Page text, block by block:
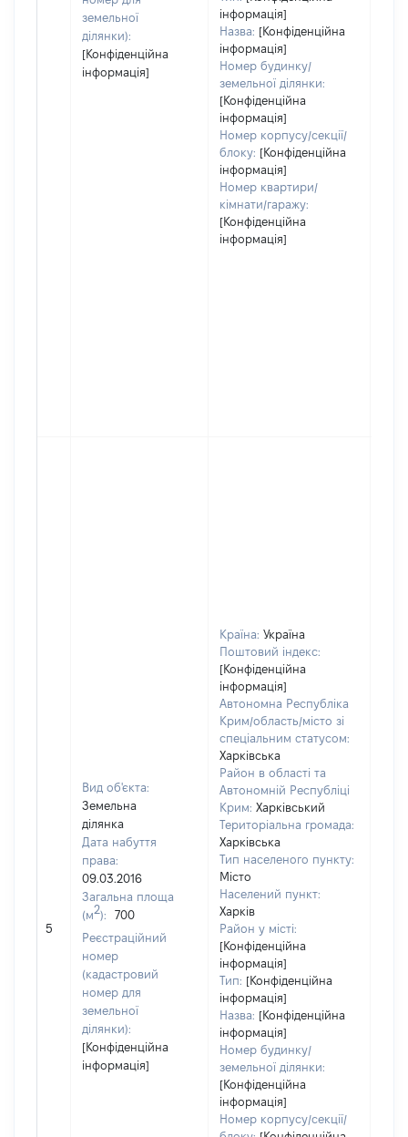
земельної
ділянки):
[Конфіденційна
інформація]
інформація]
Назва: [Конфіденційна
інформація]
Номер будинку/
земельної ділянки:
[Конфіденційна
інформація]
Номер корпусу/секції/
блоку: [Конфіденційна
інформація]
Номер квартири/
кімнати/гаражу:
[Конфіденційна
інформація]
5
Вид об'єкта:
Земельна
ділянка
Дата набуття
права:
09.03.2016
Загальна площа
(м2):
700
Реєстраційний
номер
(кадастровий
номер для
земельної
ділянки):
[Конфіденційна
інформація]
Країна: Україна
Поштовий індекс:
[Конфіденційна
інформація]
Автономна Республіка
Крим/область/місто зі
спеціальним статусом:
Харківська
Район в області та
Автономній Республіці
Крим: Харківський
Територіальна громада:
Харківська
Тип населеного пункту:
Місто
Населений пункт:
Харків
Район у місті:
[Конфіденційна
інформація]
Тип: [Конфіденційна
інформація]
Назва: [Конфіденційна
інформація]
Номер будинку/
земельної ділянки:
[Конфіденційна
інформація]
Номер корпусу/секції/